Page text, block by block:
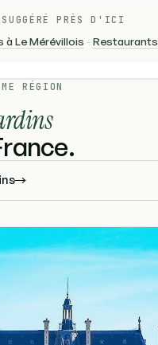
SUGGÉRÉ PRÈS D'ICI
à Le Mérévillois -Restaurants
RÉGION